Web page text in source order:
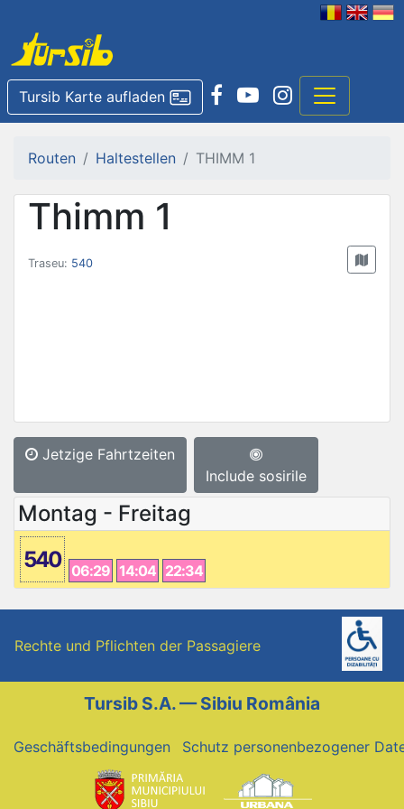
Tursib Karte aufladen
Routen Haltestellen THIMM 1
Thimm 1
Traseu: 540
Jetzige Fahrtzeiten
Include sosirile
Montag - Freitag
540 06:29 14:04 22:34
Rechte und Pflichten der Passagiere
Tursib S.A. — Sibiu România
Geschäftsbedingungen Schutz personenbezogener